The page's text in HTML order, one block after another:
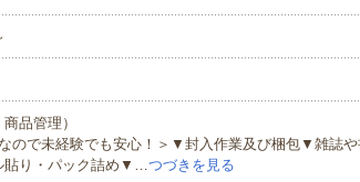
品管理）
ので未経験でも安心！＞▼封入作業及び梱包▼雑誌や
貼り・パック詰め▼…つづきを見る